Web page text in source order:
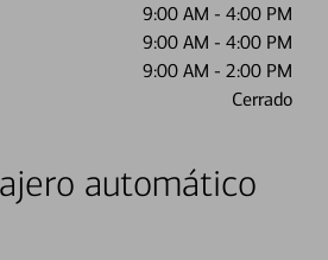
9:00 AM - 4:00 PM
9:00 AM - 4:00 PM
9:00 AM - 2:00 PM
Cerrado
automático